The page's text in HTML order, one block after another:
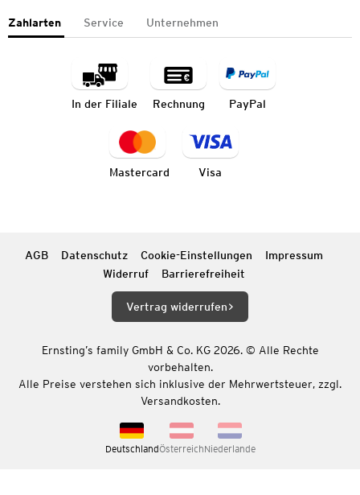
Zahlarten Service Unternehmen
In der Filiale Rechnung PayPal
Mastercard Visa
AGB Datenschutz Cookie-Einstellungen
Impressum
Widerruf
Barrierefreiheit
Vertrag widerrufen
Ernsting’s family GmbH & Co. KG 2026. © Alle Rechte
vorbehalten.
Alle Preise verstehen sich inklusive der Mehrwertsteuer, zzgl.
Versandkosten.
DeutschlandÖsterreichNiederlande